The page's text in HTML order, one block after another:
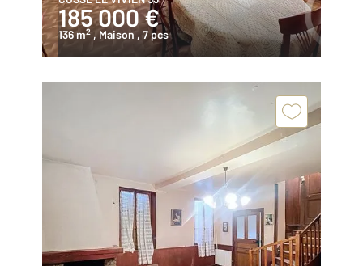
185 000 €
136 m2 , Maison , 7 pcs